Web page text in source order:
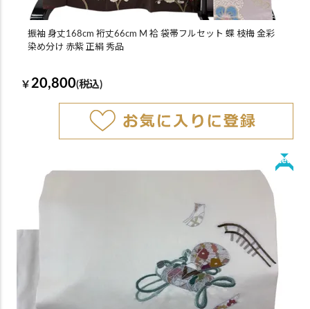
振袖 身丈168cm 裄丈66cm M 袷 袋帯フルセット 蝶 枝梅 金彩
染め分け 赤紫 正絹 秀品
￥ 20,800(税込)
New